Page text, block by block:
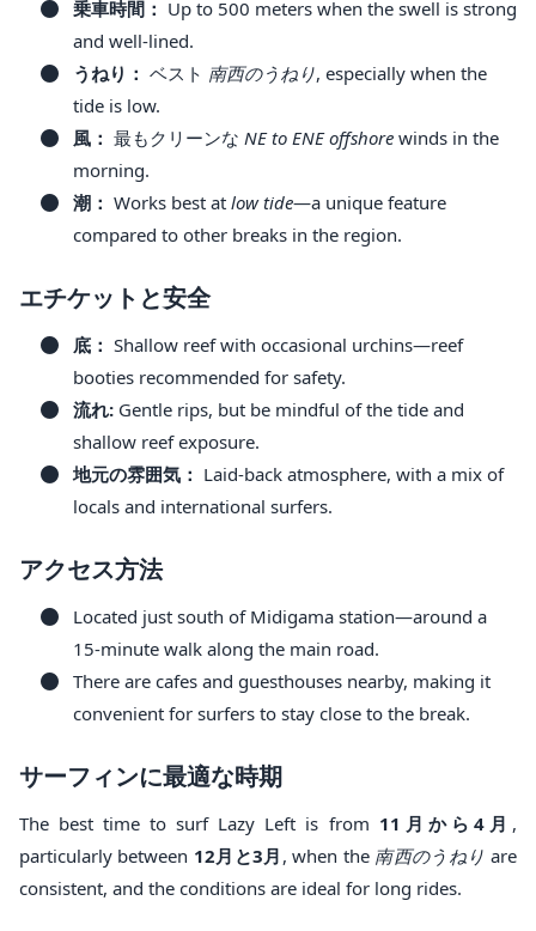
乗車時間： Up to 500 meters when the swell is strong
and well-lined.
うねり： ベスト 南西のうねり, especially when the
tide is low.
風： 最もクリーンな NE to ENE offshore winds in the
morning.
潮： Works best at low tide—a unique feature
compared to other breaks in the region.
エチケットと安全
底： Shallow reef with occasional urchins—reef
booties recommended for safety.
流れ: Gentle rips, but be mindful of the tide and
shallow reef exposure.
地元の雰囲気： Laid-back atmosphere, with a mix of
locals and international surfers.
アクセス方法
Located just south of Midigama station—around a
15-minute walk along the main road.
There are cafes and guesthouses nearby, making it
convenient for surfers to stay close to the break.
サーフィンに最適な時期
The best time to surf Lazy Left is from 11月から4月 ,
particularly between 12月と3月 , when the 南西のうねり are
consistent, and the conditions are ideal for long rides.